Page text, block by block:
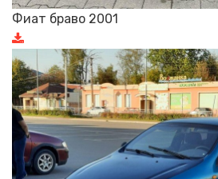
Фиат браво 2001